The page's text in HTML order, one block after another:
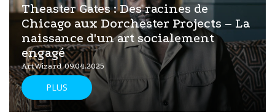
Theaster Gates : Des racines de
Chicago aux Dorchester Projects – La
naissance d'un art socialement
engagé
ArtWizard 09.04.2025
PLUS